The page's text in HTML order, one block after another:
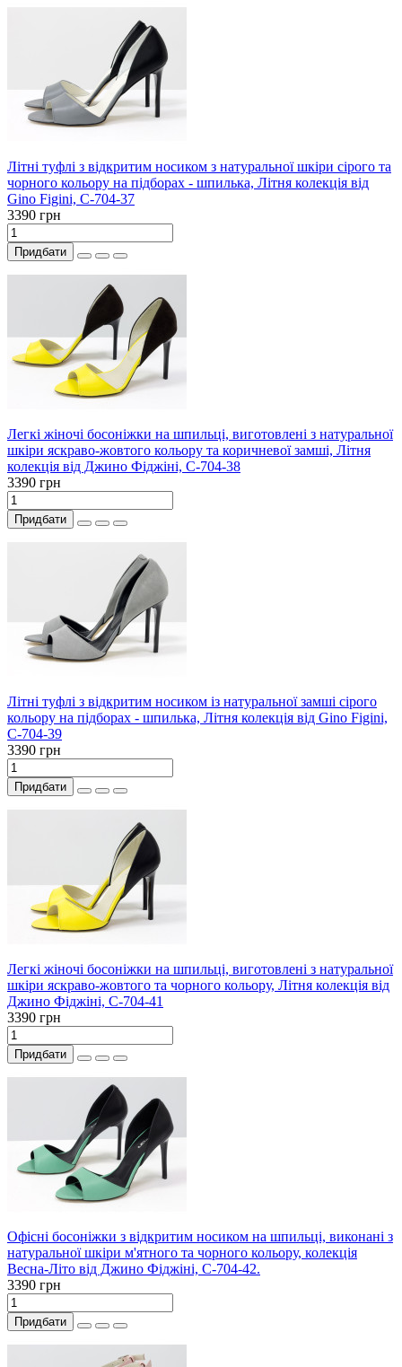
Літні туфлі з відкритим носиком з натуральної шкіри сірого та
чорного кольору на підборах - шпилька, Літня колекція від
Gino Figini, С-704-37
3390 грн
Придбати
Легкі жіночі босоніжки на шпильці, виготовлені з натуральної
шкіри яскраво-жовтого кольору та коричневої замші, Літня
колекція від Джино Фіджіні, С-704-38
3390 грн
Придбати
Літні туфлі з відкритим носиком із натуральної замші сірого
кольору на підборах - шпилька, Літня колекція від Gino Figini,
С-704-39
3390 грн
Придбати
Легкі жіночі босоніжки на шпильці, виготовлені з натуральної
шкіри яскраво-жовтого та чорного кольору, Літня колекція від
Джино Фіджіні, С-704-41
3390 грн
Придбати
Офісні босоніжки з відкритим носиком на шпильці, виконані з
натуральної шкіри м'ятного та чорного кольору, колекція
Весна-Літо від Джино Фіджіні, С-704-42.
3390 грн
Придбати